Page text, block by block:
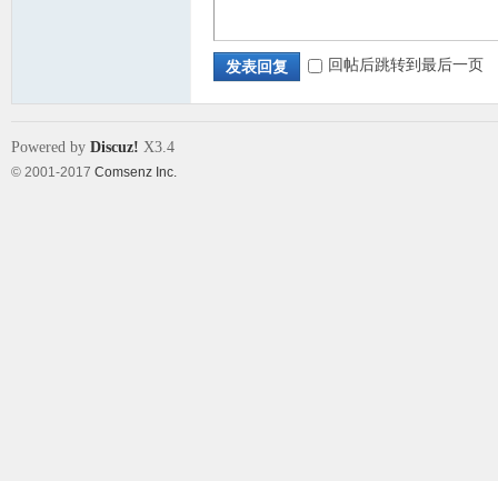
发表回复 回帖后跳转到最后一页
Powered by Discuz! X3.4
© 2001-2017 Comsenz Inc.